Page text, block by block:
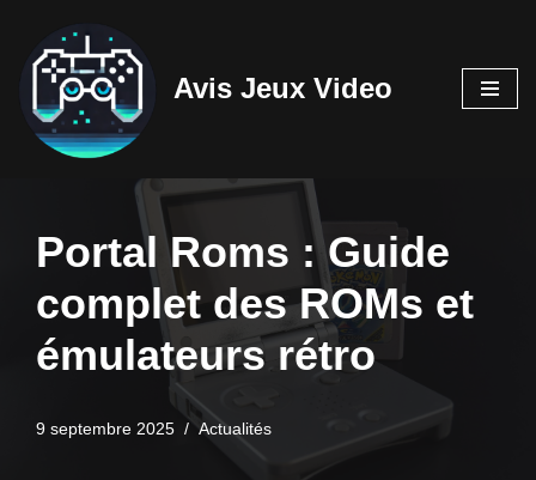
Aller
contenu
Avis Jeux Video
Portal Roms : Guide
complet des ROMs et
émulateurs rétro
9 septembre 2025 Actualités